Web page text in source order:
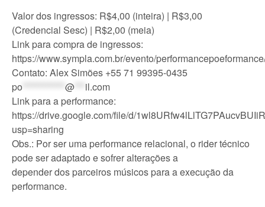
Valor dos ingressos: R$4,00 (inteira) | R$3,00
(Credencial Sesc) | R$2,00 (meia)
Link para compra de ingressos:
https://www.sympla.com.br/evento/
Contato: Alex Simões +55 71 99395-0435
po
@
il.com
Link para a performance:
https://drive.google.com/file/d/
usp=sharing
Obs.: Por ser uma performance relacional, o rider técnico
pode ser adaptado e sofrer alterações a
depender dos parceiros músicos para a execução da
performance.